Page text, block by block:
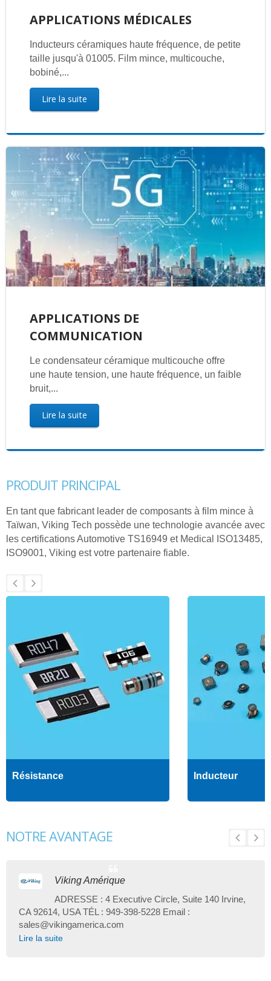
APPLICATIONS MÉDICALES
Inducteurs céramiques haute fréquence, de petite
taille jusqu'à 01005. Film mince, multicouche,
bobiné,...
Lire la suite
APPLICATIONS DE
COMMUNICATION
Le condensateur céramique multicouche offre
une haute tension, une haute fréquence, un faible
bruit,...
Lire la suite
PRODUIT PRINCIPAL
En tant que fabricant leader de composants à film mince à
Taïwan, Viking Tech possède une technologie avancée avec
les certifications Automotive TS16949 et Medical ISO13485,
ISO9001, Viking est votre partenaire fiable.
Résistance Inducteur
NOTRE AVANTAGE
Viking Amérique
ADRESSE : 4 Executive Circle, Suite 140 Irvine,
CA 92614, USA TÉL : 949-398-5228 Email :
sales@vikingamerica.com
Lire la suite